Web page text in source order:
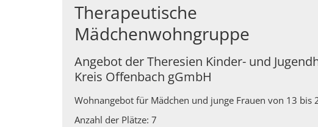
Therapeutische
Mädchenwohngruppe
Angebot der Theresien Kinder- und
Kreis Offenbach gGmbH
Wohnangebot für Mädchen und junge Frauen von 13 bis
Anzahl der Plätze: 7